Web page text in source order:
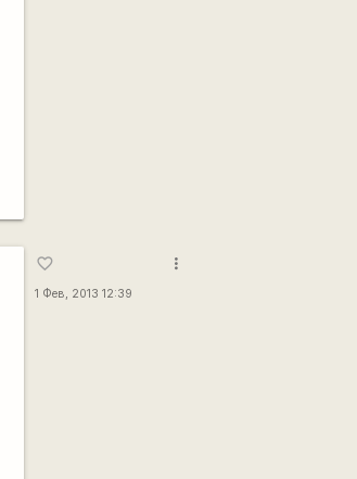
favorite_border
1 Фев, 2013 12:39
more_vert